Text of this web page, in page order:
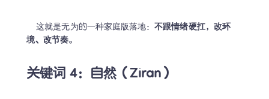
    这就是无为的一种家庭版落地：
不跟情绪硬扛，改环
境、改节奏。
关键词 4：自然（Ziran）